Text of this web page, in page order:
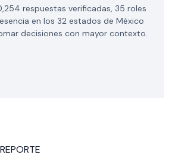
respuestas verificadas, 35 roles
en los 32 estados de México
decisiones con mayor contexto.